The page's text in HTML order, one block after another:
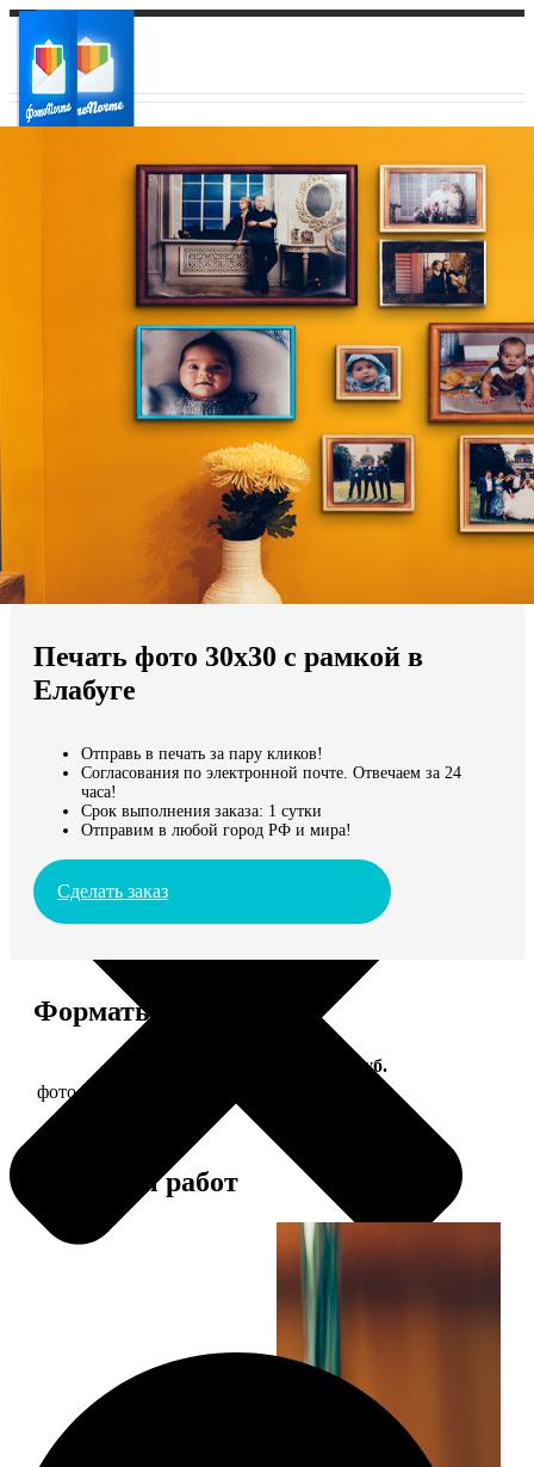
Ваш регион доставки
Выберите из списка:
Мы доставляем по всему миру
Продолжить без города
Печать фото 30х30 с рамкой в
Елабуге
Отправь в печать за пару кликов!
Согласования по электронной почте. Отвечаем за 24
часа!
Срок выполнения заказа: 1 сутки
Отправим в любой город РФ и мира!
Сделать заказ
Форматы и цены
Цена, руб.
фото 30х30 в деревянной рамке
Примеры работ